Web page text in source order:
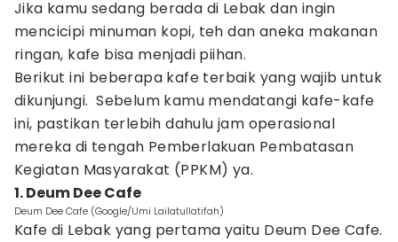
Jika kamu sedang berada di Lebak dan ingin
mencicipi minuman kopi, teh dan aneka makanan
ringan, kafe bisa menjadi piihan.
Berikut ini beberapa kafe terbaik yang wajib untuk
dikunjungi. Sebelum kamu mendatangi kafe-kafe
ini, pastikan terlebih dahulu jam operasional
mereka di tengah Pemberlakuan Pembatasan
Kegiatan Masyarakat (PPKM) ya.
1. Deum Dee Cafe
Deum Dee Cafe (Google/Umi Lailatullatifah)
Kafe di Lebak yang pertama yaitu Deum Dee Cafe.